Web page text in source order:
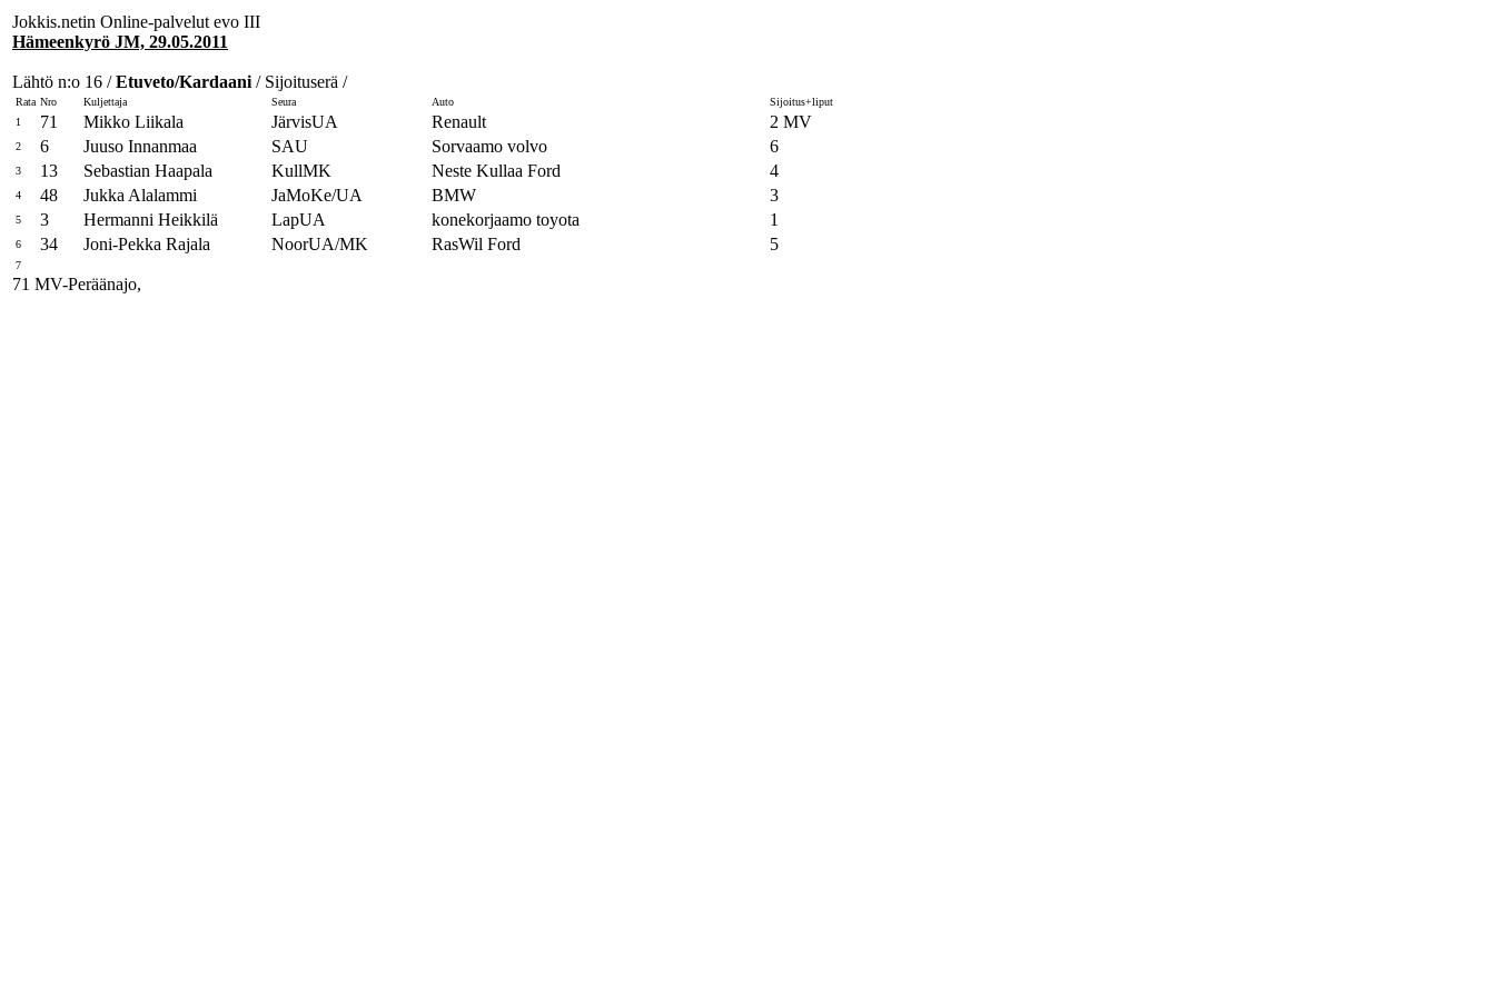
Jokkis.netin Online-palvelut evo III
Hämeenkyrö JM, 29.05.2011
Lähtö n:o 16 /Etuveto/Kardaani / Sijoituserä /
Rata Nro Kuljettaja Seura Auto
Sijoitus+liput
1
71 Mikko Liikala JärvisUA Renault 2 MV
2 6 Juuso Innanmaa SAU Sorvaamo volvo 6
3 13 Sebastian Haapala KullMK Neste Kullaa Ford 4
4 48 Jukka Alalammi JaMoKe/UA BMW 3
5 3 Hermanni Heikkilä LapUA konekorjaamo toyota 1
6 34 Joni-Pekka Rajala NoorUA/MK RasWil Ford 5
7
71 MV-Peräänajo,